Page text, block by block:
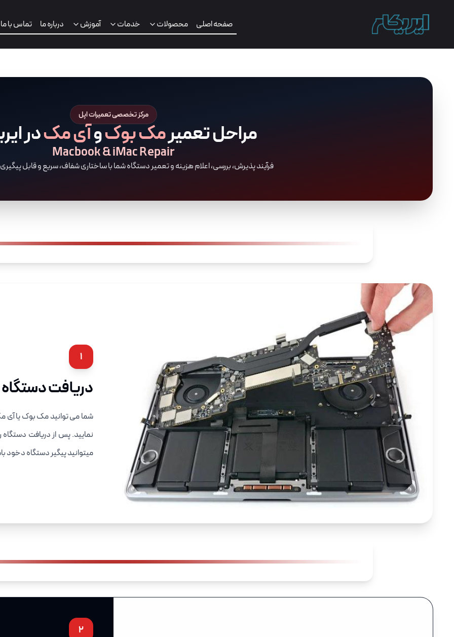
صفحه اصلی محصولات خدمات آموزش درباره ما تماس با ما
مرکز تخصصی تعمیرات اپل
مراحل تعمیرمک بوکوآی مکدر
Macbook & iMac Repair
فرآیند پذیرش، بررسی، اعلام هزینه و تعمیر دستگاه شما با ساختاری شفاف، سریع و قابل
1
دریافت دستگاه
شما می توانید مک بوک یا آی
نمایید. پس از دریافت
میتوانید پیگیر دستگاه دخود
2